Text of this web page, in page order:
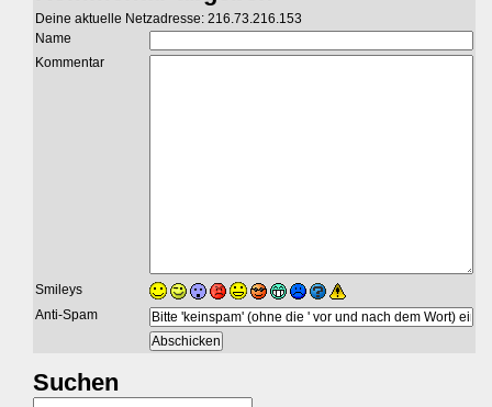
Deine aktuelle Netzadresse: 216.73.216.153
Name
Kommentar
Smileys
Anti-Spam
Suchen